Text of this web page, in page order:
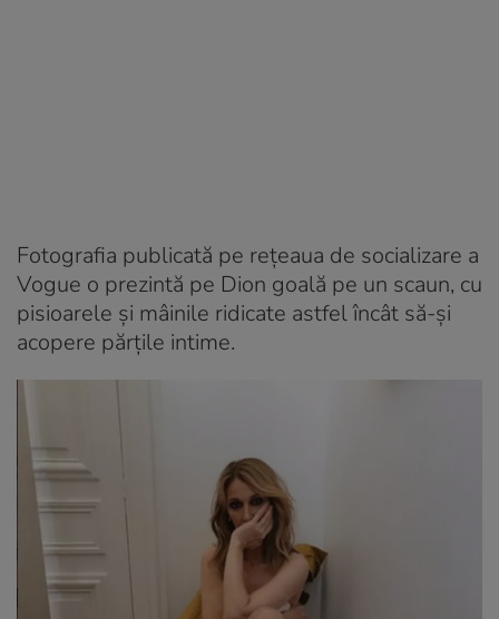
Fotografia publicată pe rețeaua de socializare a
Vogue o prezintă pe Dion goală pe un scaun, cu
pisioarele și mâinile ridicate astfel încât să-și
acopere părțile intime.